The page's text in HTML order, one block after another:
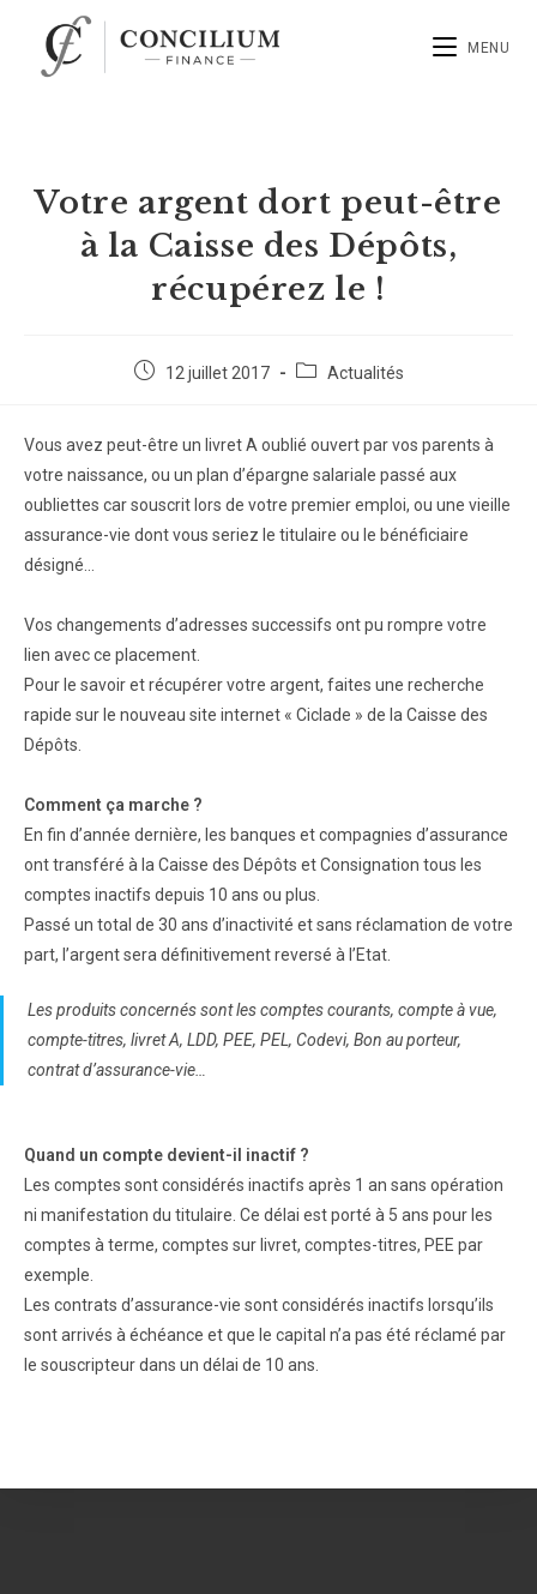
MENU
Votre argent dort peut-être
à la Caisse des Dépôts,
récupérez le !
12 juillet 2017 Actualités
Vous avez peut-être un livret A oublié ouvert par vos parents à
votre naissance, ou un plan d’épargne salariale passé aux
oubliettes car souscrit lors de votre premier emploi, ou une vieille
assurance-vie dont vous seriez le titulaire ou le bénéficiaire
désigné…
Vos changements d’adresses successifs ont pu rompre votre
lien avec ce placement.
Pour le savoir et récupérer votre argent, faites une recherche
rapide sur le nouveau site internet « Ciclade » de la Caisse des
Dépôts.
Comment ça marche ?
En fin d’année dernière, les banques et compagnies d’assurance
ont transféré à la Caisse des Dépôts et Consignation tous les
comptes inactifs depuis 10 ans ou plus.
Passé un total de 30 ans d’inactivité et sans réclamation de votre
part, l’argent sera définitivement reversé à l’Etat.
Les produits concernés sont les comptes courants, compte à vue,
compte-titres, livret A, LDD, PEE, PEL, Codevi, Bon au porteur,
contrat d’assurance-vie…
Quand un compte devient-il inactif ?
Les comptes sont considérés inactifs après 1 an sans opération
ni manifestation du titulaire. Ce délai est porté à 5 ans pour les
comptes à terme, comptes sur livret, comptes-titres, PEE par
exemple.
Les contrats d’assurance-vie sont considérés inactifs lorsqu’ils
sont arrivés à échéance et que le capital n’a pas été réclamé par
le souscripteur dans un délai de 10 ans.